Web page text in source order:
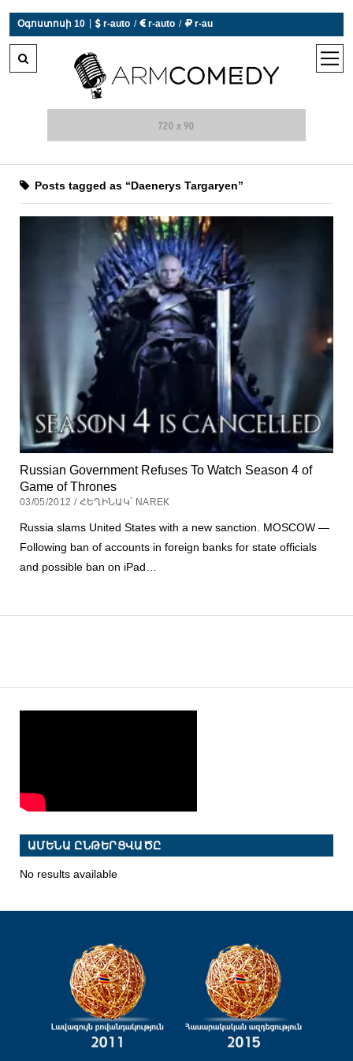
Օգոստոսի 10  r-auto /  r-auto /  r-au
open
Posts tagged as “Daenerys Targaryen”
Russian Government Refuses To Watch Season 4 of
Game of Thrones
03/05/2012 / ՀԵՂԻՆԱԿ՝ NAREK
Russia slams United States with a new sanction. MOSCOW —
Following ban of accounts in foreign banks for state officials
and possible ban on iPad…
ԱՄԵՆԱ ԸՆԹԵՐՑՎԱԾԸ
No results available